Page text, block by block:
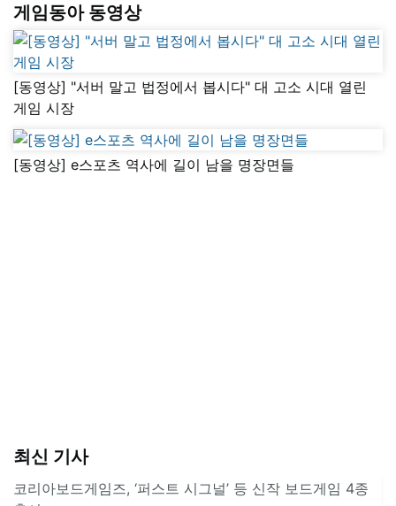
게임동아 동영상
[동영상] "서버 말고 법정에서 봅시다" 대 고소 시대 열린
게임 시장
[동영상] e스포츠 역사에 길이 남을 명장면들
최신 기사
코리아보드게임즈, ‘퍼스트 시그널’ 등 신작 보드게임 4종